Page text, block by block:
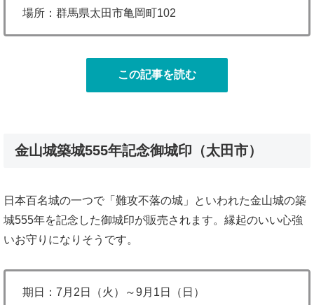
場所：群馬県太田市亀岡町102
この記事を読む
金山城築城555年記念御城印（太田市）
日本百名城の一つで「難攻不落の城」といわれた金山城の築
城555年を記念した御城印が販売されます。縁起のいい心強
いお守りになりそうです。
期日：7月2日（火）～9月1日（日）